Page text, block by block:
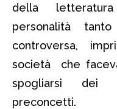
della
personalità tanto
controversa,
società che
spogliarsi
preconcetti.